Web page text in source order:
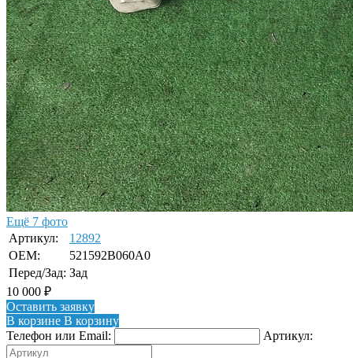
Ещё 7 фото
Артикул:
12892
OEM:
521592B060A0
Перед/Зад: Зад
10 000 ₽
Оставить заявку
В корзине В корзину
Телефон или Email:
Артикул: